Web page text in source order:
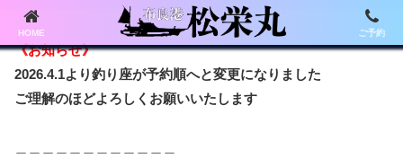
《お知らせ》
2026.4.1より釣り座が予約順へと変更になりました
ご理解のほどよろしくお願いいたします
HOME ご予約